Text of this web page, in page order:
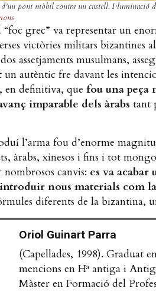
pont mòbil contra un castell. I·luminació
“foc grec” va representar un
victòries militars bizantines
assetjaments musulmans,
autèntic fre davant les
definitiva, que fou una peça
imparable dels àrabs tant
l’arma fou d’enorme
àrabs, xinesos i fins i tot
nombrosos canvis: es va
nous materials com
diferents de la bizantina,
Oriol Guinart Parra
(Capellades, 1998). Graduat
mencions en Hª antiga i
Màster en Formació del